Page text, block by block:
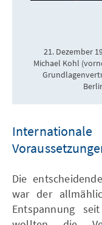
21. Dezember
Michael Kohl
Die
war der
Entspannung